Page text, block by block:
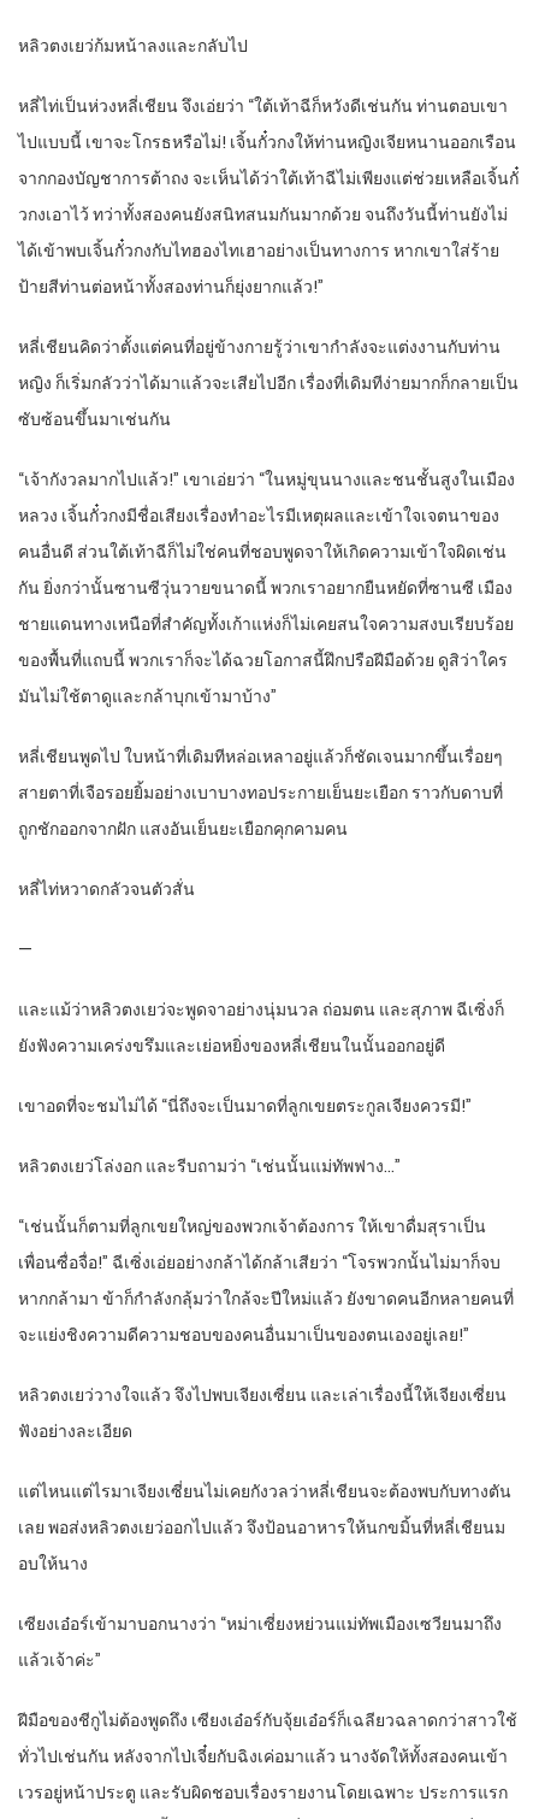
หลิวตงเยว่ก้มหน้าลงและกลับไป
หลี่ไท่เป็นห่วงหลี่เชียน จึงเอ่ยว่า “ใต้เท้าฉีก็หวังดีเช่นกัน ท่านตอบเขา
ไปแบบนี้ เขาจะโกรธหรือไม่! เจิ้นกั๋วกงให้ท่านหญิงเจียหนานออกเรือน
จากกองบัญชาการต้าถง จะเห็นได้ว่าใต้เท้าฉีไม่เพียงแต่ช่วยเหลือเจิ้นกั๋
วกงเอาไว้ ทว่าทั้งสองคนยังสนิทสนมกันมากด้วย จนถึงวันนี้ท่านยังไม่
ได้เข้าพบเจิ้นกั๋วกงกับไทฮองไทเฮาอย่างเป็นทางการ หากเขาใส่ร้าย
ป้ายสีท่านต่อหน้าทั้งสองท่านก็ยุ่งยากแล้ว!”
หลี่เชียนคิดว่าตั้งแต่คนที่อยู่ข้างกายรู้ว่าเขากำลังจะแต่งงานกับท่าน
หญิง ก็เริ่มกลัวว่าได้มาแล้วจะเสียไปอีก เรื่องที่เดิมทีง่ายมากก็กลายเป็น
ซับซ้อนขึ้นมาเช่นกัน
“เจ้ากังวลมากไปแล้ว!” เขาเอ่ยว่า “ในหมู่ขุนนางและชนชั้นสูงในเมือง
หลวง เจิ้นกั๋วกงมีชื่อเสียงเรื่องทำอะไรมีเหตุผลและเข้าใจเจตนาของ
คนอื่นดี ส่วนใต้เท้าฉีก็ไม่ใช่คนที่ชอบพูดจาให้เกิดความเข้าใจผิดเช่น
กัน ยิ่งกว่านั้นซานซีวุ่นวายขนาดนี้ พวกเราอยากยืนหยัดที่ซานซี เมือง
ชายแดนทางเหนือที่สำคัญทั้งเก้าแห่งก็ไม่เคยสนใจความสงบเรียบร้อย
ของพื้นที่แถบนี้ พวกเราก็จะได้ฉวยโอกาสนี้ฝึกปรือฝีมือด้วย ดูสิว่าใคร
มันไม่ใช้ตาดูและกล้าบุกเข้ามาบ้าง”
หลี่เชียนพูดไป ใบหน้าที่เดิมทีหล่อเหลาอยู่แล้วก็ชัดเจนมากขึ้นเรื่อยๆ
สายตาที่เจือรอยยิ้มอย่างเบาบางทอประกายเย็นยะเยือก ราวกับดาบที่
ถูกชักออกจากฝัก แสงอันเย็นยะเยือกคุกคามคน
หลี่ไท่หวาดกลัวจนตัวสั่น
—
และแม้ว่าหลิวตงเยว่จะพูดจาอย่างนุ่มนวล ถ่อมตน และสุภาพ ฉีเซิ่งก็
ยังฟังความเคร่งขรึมและเย่อหยิ่งของหลี่เชียนในนั้นออกอยู่ดี
เขาอดที่จะชมไม่ได้ “นี่ถึงจะเป็นมาดที่ลูกเขยตระกูลเจียงควรมี!”
หลิวตงเยว่โล่งอก และรีบถามว่า “เช่นนั้นแม่ทัพฟาง…”
“เช่นนั้นก็ตามที่ลูกเขยใหญ่ของพวกเจ้าต้องการ ให้เขาดื่มสุราเป็น
เพื่อนซื่อจื่อ!” ฉีเซิ่งเอ่ยอย่างกล้าได้กล้าเสียว่า “โจรพวกนั้นไม่มาก็จบ
หากกล้ามา ข้าก็กำลังกลุ้มว่าใกล้จะปีใหม่แล้ว ยังขาดคนอีกหลายคนที่
จะแย่งชิงความดีความชอบของคนอื่นมาเป็นของตนเองอยู่เลย!”
หลิวตงเยว่วางใจแล้ว จึงไปพบเจียงเซี่ยน และเล่าเรื่องนี้ให้เจียงเซี่ยน
ฟังอย่างละเอียด
แต่ไหนแต่ไรมาเจียงเซี่ยนไม่เคยกังวลว่าหลี่เชียนจะต้องพบกับทางตัน
เลย พอส่งหลิวตงเยว่ออกไปแล้ว จึงป้อนอาหารให้นกขมิ้นที่หลี่เชียนม
อบให้นาง
เซียงเอ๋อร์เข้ามาบอกนางว่า “หม่าเซี่ยงหย่วนแม่ทัพเมืองเซวียนมาถึง
แล้วเจ้าค่ะ”
ฝีมือของชีกูไม่ต้องพูดถึง เซียงเอ๋อร์กับจุ้ยเอ๋อร์ก็เฉลียวฉลาดกว่าสาวใช้
ทั่วไปเช่นกัน หลังจากไป่เจี๋ยกับฉิงเค่อมาแล้ว นางจัดให้ทั้งสองคนเข้า
เวรอยู่หน้าประตู และรับผิดชอบเรื่องรายงานโดยเฉพาะ ประการแรก